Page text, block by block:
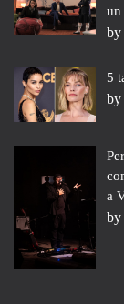
un
by
5
by
a
by